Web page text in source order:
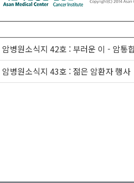
암병원소식지 42호 : 부러운 이 - 암통
암병원소식지 43호 : 젊은 암환자 행사